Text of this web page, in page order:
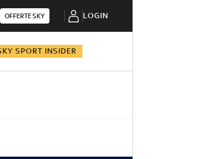
OFFERTE SKY LOGIN
SPORT INSIDER